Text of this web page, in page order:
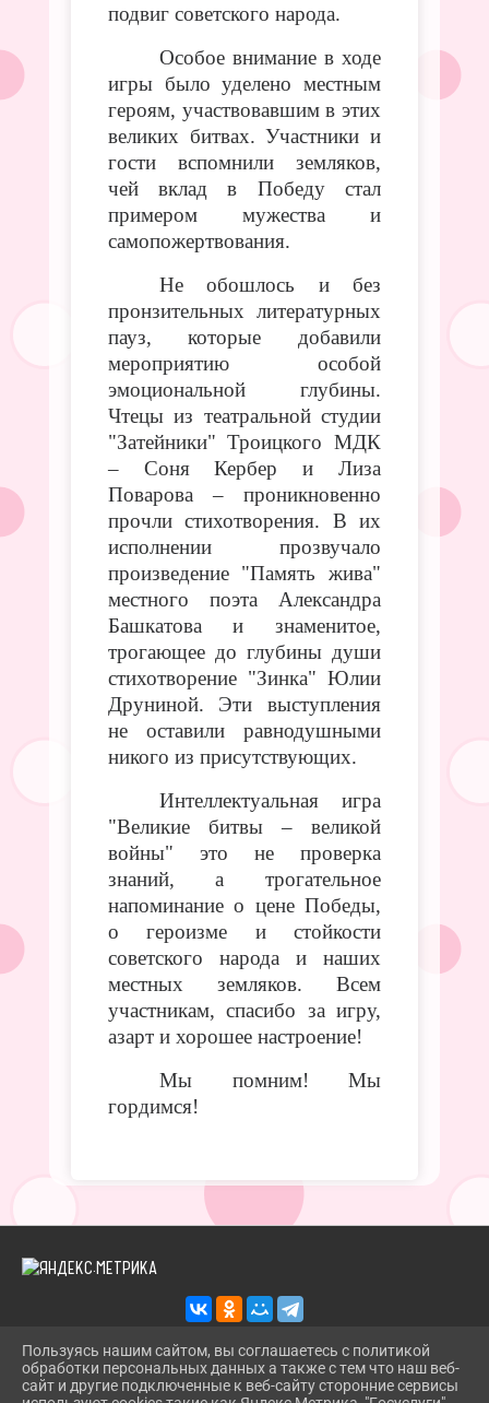
подвиг советского народа.
Особое внимание в ходе
игры было уделено местным
героям, участвовавшим в этих
великих битвах. Участники и
гости вспомнили земляков,
чей вклад в Победу стал
примером мужества и
самопожертвования.
Не обошлось и без
пронзительных литературных
пауз, которые добавили
мероприятию особой
эмоциональной глубины.
Чтецы из театральной студии
"Затейники" Троицкого МДК
– Соня Кербер и Лиза
Поварова – проникновенно
прочли стихотворения. В их
исполнении прозвучало
произведение "Память жива"
местного поэта Александра
Башкатова и знаменитое,
трогающее до глубины души
стихотворение "Зинка" Юлии
Друниной. Эти выступления
не оставили равнодушными
никого из присутствующих.
Интеллектуальная игра
"Великие битвы – великой
войны" это не проверка
знаний, а трогательное
напоминание о цене Победы,
о героизме и стойкости
советского народа и наших
местных земляков. Всем
участникам, спасибо за игру,
азарт и хорошее настроение!
Мы помним! Мы
гордимся!
2026 Г. TROITSKBIBLIOTEKA.RU
Пользуясь нашим сайтом, вы соглашаетесь с политикой
обработки персональных данных а также с тем что наш веб-
сайт и другие подключенные к веб-сайту сторонние сервисы